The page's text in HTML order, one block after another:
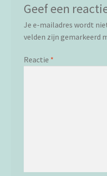
Geef een
Je e-mailadres wordt
velden zijn gemarkeerd
Reactie *